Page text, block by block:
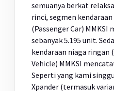
semuanya berkat
rinci, segmen
(Passenger Car)
sebanyak 5.195 unit.
kendaraan niaga ringan
Vehicle) MMKSI
Seperti yang kami
Xpander (termasuk